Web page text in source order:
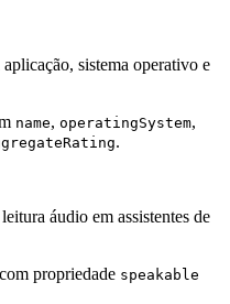
sistema operativo e
name, operatingSystem,
.
áudio em assistentes de
com propriedade speakable